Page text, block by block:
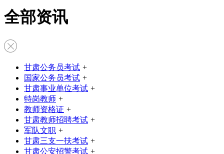
全部资讯
甘肃公务员考试 +
国家公务员考试 +
甘肃事业单位考试 +
特岗教师 +
教师资格证 +
甘肃教师招聘考试 +
军队文职 +
甘肃三支一扶考试 +
甘肃公安招警考试 +